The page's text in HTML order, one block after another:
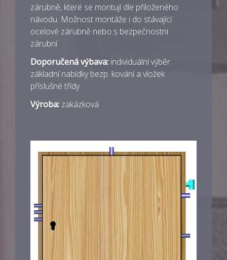
zárubně, které se montují dle přiloženého
návodu. Možnost montáže i do stávající
ocelové zárubně nebo s bezpečnostní
zárubní
Doporučená výbava: individuální výběr
základní nabídky bezp. kování a vložek
příslušné třídy
Výroba: zakázková